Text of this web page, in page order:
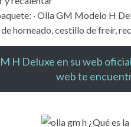
· Olla GM Modelo H
horneado, cestillo de freír,
H Deluxe en su web
web te